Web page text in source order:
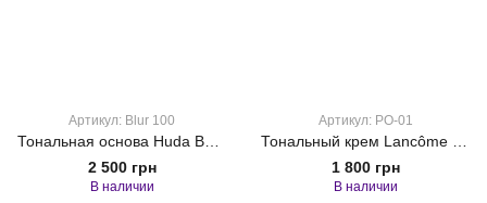
Артикул: Blur 100
2 500 грн
В наличии
Артикул: PO-01
1 800 грн
В наличии